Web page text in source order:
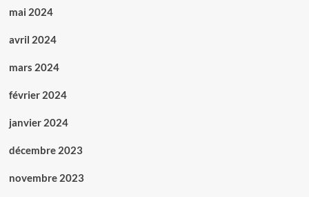
mai 2024
avril 2024
mars 2024
février 2024
janvier 2024
décembre 2023
novembre 2023